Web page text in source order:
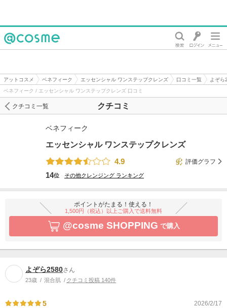
アットコスメ ベネフィーク エッセンシャル ワンステップクレンズ 口コミ一覧
よぞら
ベネフィーク / エッセンシャル ワンステップクレンズ 口コミ
クチコミ
クチコミ一覧
ベネフィーク
エッセンシャル ワンステップクレンズ
4.9
評価グラフ
14位 その他クレンジング ランキング
ポイントがたまる！使える！
1,500円（税込）以上ご購入で送料無料
@cosme SHOPPING で購入
よぞら2580さん
23歳 混合肌 クチコミ投稿 140件
5 2026/2/17